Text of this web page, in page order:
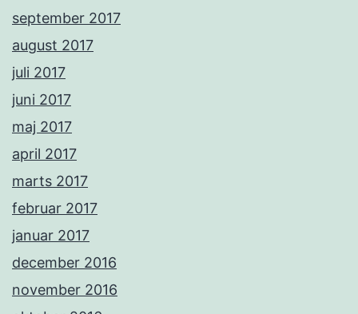
september 2017
august 2017
juli 2017
juni 2017
maj 2017
april 2017
marts 2017
februar 2017
januar 2017
december 2016
november 2016